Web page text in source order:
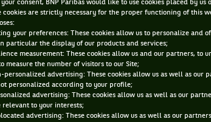
consent, BNP Paribas would like to use cookies placed by us
cookies are strictly necessary for the proper functioning of this
your preferences: These cookies allow us to personalize and
particular the display of our products and services;
measurement: These cookies allow us and our partners, to
measure the number of visitors to our Site;
personalized advertising: These cookies allow us as well as our
personalized according to your profile;
advertising: These cookies allow us as well as our
relevant to your interests;
advertising: These cookies allow us as well as our